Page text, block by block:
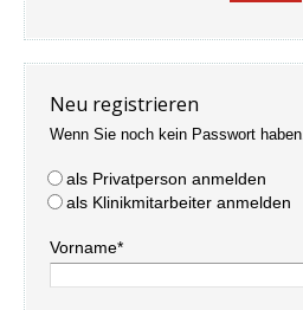
Neu registrieren
Wenn Sie noch kein Passwort haben.
als Privatperson anmelden
als Klinikmitarbeiter anmelden
Vorname*